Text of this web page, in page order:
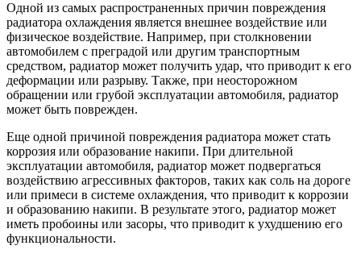
Одной из самых распространенных причин повреждения
радиатора охлаждения является внешнее воздействие или
физическое воздействие. Например, при столкновении
автомобилем с преградой или другим транспортным
средством, радиатор может получить удар, что приводит к его
деформации или разрыву. Также, при неосторожном
обращении или грубой эксплуатации автомобиля, радиатор
может быть поврежден.
Еще одной причиной повреждения радиатора может стать
коррозия или образование накипи. При длительной
эксплуатации автомобиля, радиатор может подвергаться
воздействию агрессивных факторов, таких как соль на дороге
или примеси в системе охлаждения, что приводит к коррозии
и образованию накипи. В результате этого, радиатор может
иметь пробоины или засоры, что приводит к ухудшению его
функциональности.